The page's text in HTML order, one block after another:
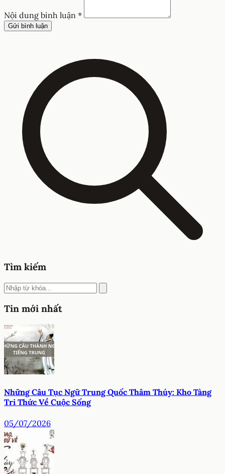
Nội dung bình luận *
Gửi bình luận
Tìm kiếm
Tin mới nhất
Những Câu Tục Ngữ Trung Quốc Thâm Thúy: Kho Tàng
Tri Thức Về Cuộc Sống
05/07/2026